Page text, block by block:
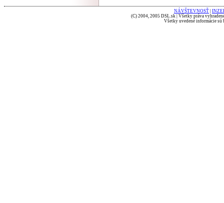
NÁVŠTEVNOSŤ
(C) 2004, 2005 DSL.sk | Všetky práva
Všetky uvedené informácie sú